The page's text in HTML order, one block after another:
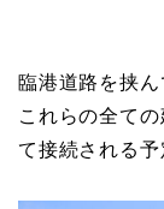
臨港道路を挟
これらの全て
て接続される予